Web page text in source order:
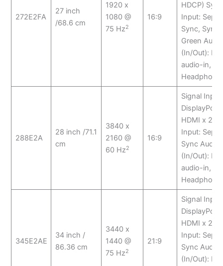
272E2FA
27 inch
/68.6 cm
1920 x
1080 @
75 Hz2
16:9
HDCP) Sync
Input:
Sync, Sync
Green Audio
(In/Out): PC
audio-in,
Headphone
288E2A
28 inch /71.1
cm
3840 x
2160 @
60 Hz2
16:9
Signal Input:
DisplayPort
HDMI x 2
Input:
Sync Audio
(In/Out): PC
audio-in,
Headphone
345E2AE
34 inch /
86.36 cm
3440 x
1440 @
75 Hz2
21:9
Signal Input:
DisplayPort
HDMI x 2
Input:
Sync Audio
(In/Out): PC